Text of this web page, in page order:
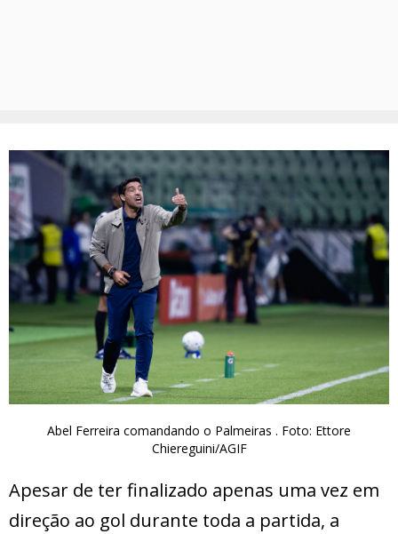
Abel Ferreira comandando o Palmeiras . Foto: Ettore
Chiereguini/AGIF
Apesar de ter finalizado apenas uma vez em
direção ao gol durante toda a partida, a